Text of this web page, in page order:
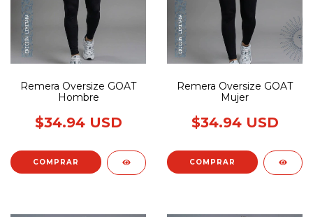
Remera Oversize GOAT
Hombre
$34.94 USD
COMPRAR
Remera Oversize GOAT
Mujer
$34.94 USD
COMPRAR